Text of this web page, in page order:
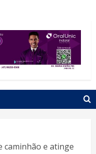
caminhão e atinge